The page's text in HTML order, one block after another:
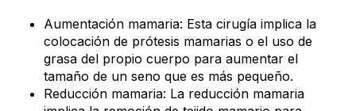
Aumentación mamaria: Esta cirugía implica la
colocación de prótesis mamarias o el uso de
grasa del propio cuerpo para aumentar el
tamaño de un seno que es más pequeño.
Reducción mamaria: La reducción mamaria